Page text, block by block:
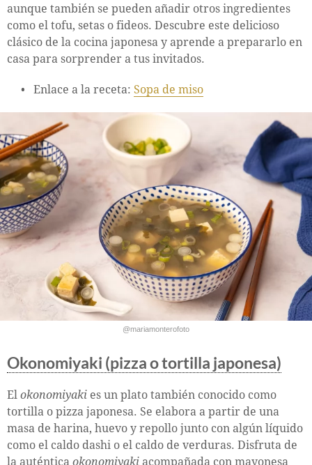
aunque también se pueden añadir otros ingredientes
como el tofu, setas o fideos. Descubre este delicioso
clásico de la cocina japonesa y aprende a prepararlo en
casa para sorprender a tus invitados.
Enlace a la receta: Sopa de miso
@mariamonterofoto
Okonomiyaki (pizza o tortilla japonesa)
El okonomiyaki es un plato también conocido como
tortilla o pizza japonesa. Se elabora a partir de una
masa de harina, huevo y repollo junto con algún líquido
como el caldo dashi o el caldo de verduras. Disfruta de
la auténtica okonomiyaki acompañada con mayonesa